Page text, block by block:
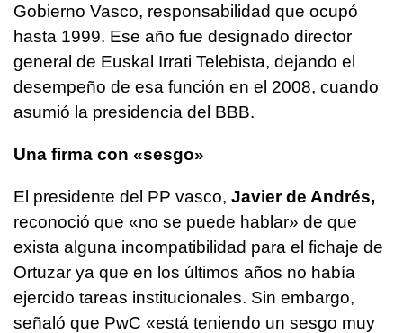
Gobierno Vasco, responsabilidad que ocupó
hasta 1999. Ese año fue designado director
general de Euskal Irrati Telebista, dejando el
desempeño de esa función en el 2008, cuando
asumió la presidencia del BBB.
Una firma con «sesgo»
El presidente del PP vasco, Javier de Andrés,
reconoció que «no se puede hablar» de que
exista alguna incompatibilidad para el fichaje de
Ortuzar ya que en los últimos años no había
ejercido tareas institucionales. Sin embargo,
señaló que PwC «está teniendo un sesgo muy